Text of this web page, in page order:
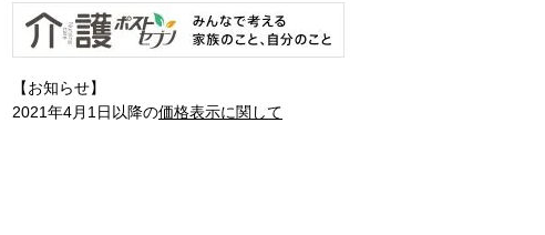
【お知らせ】
2021年4月1日以降の価格表示に関して